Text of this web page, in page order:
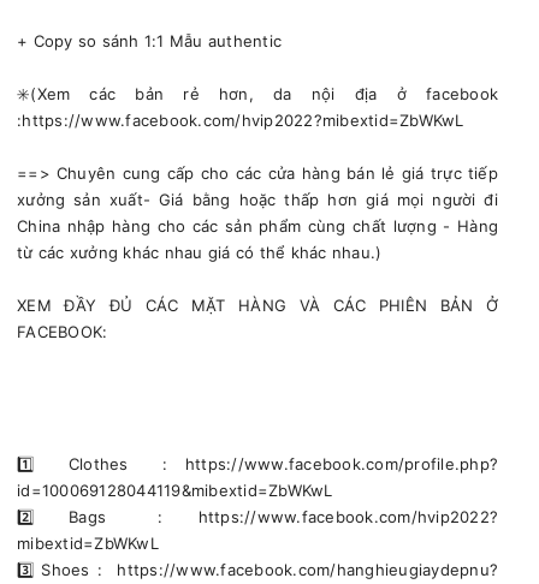
+ Copy so sánh 1:1 Mẫu authentic
✳️(Xem các bản rẻ hơn, da nội địa ở facebook
:https://www.facebook.com/hvip2022?mibextid=ZbWKwL
==> Chuyên cung cấp cho các cửa hàng bán lẻ giá trực tiếp
xưởng sản xuất- Giá bằng hoặc thấp hơn giá mọi người đi
China nhập hàng cho các sản phẩm cùng chất lượng - Hàng
từ các xưởng khác nhau giá có thể khác nhau.)
XEM ĐẦY ĐỦ CÁC MẶT HÀNG VÀ CÁC PHIÊN BẢN Ở
FACEBOOK:
1️⃣ Clothes : https://www.facebook.com/profile.php?
id=100069128044119&mibextid=ZbWKwL
2️⃣ Bags : https://www.facebook.com/hvip2022?
mibextid=ZbWKwL
3️⃣ Shoes : https://www.facebook.com/hanghieugiaydepnu?